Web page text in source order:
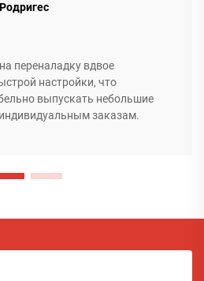
переналадку вдвое
настройки, что
выпускать небольшие
заказам.